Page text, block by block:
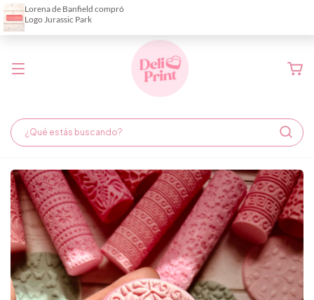
Demora de fabricación hasta 6 días hábiles